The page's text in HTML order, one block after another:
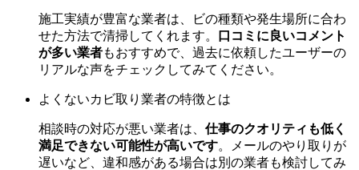
施工実績が豊富な業者は、ビの種類や発生場所に合わ
せた方法で清掃してくれます。
口コミに良いコメント
が多い業者もおすすめで、過去に依頼したユーザーの
リアルな声をチェックしてみてください。
よくないカビ取り業者の特徴とは
相談時の対応が悪い業者は、 仕事のクオリティも低く
満足できない可能性が高いです。メールのやり取りが
遅いなど、違和感がある場合は別の業者も検討してみ